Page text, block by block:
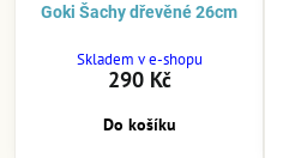
Goki Šachy dřevěné 26cm
Skladem v e-shopu
290 Kč
Do košíku